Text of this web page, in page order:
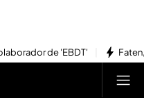
de 'EBDT'